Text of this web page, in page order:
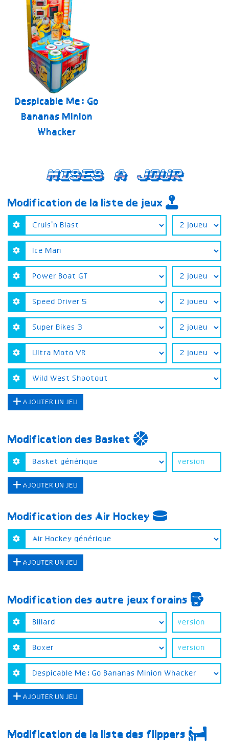
Despicable Me: Go
Bananas Minion
Whacker
Mises a jour
Modification de la liste de jeux
AJOUTER UN JEU
Modification des Basket
AJOUTER UN JEU
Modification des Air Hockey
AJOUTER UN JEU
Modification des autre jeux forains
AJOUTER UN JEU
Modification de la liste des flippers